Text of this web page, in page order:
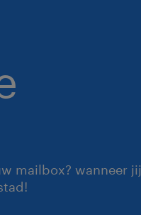
mailbox? wanneer jij